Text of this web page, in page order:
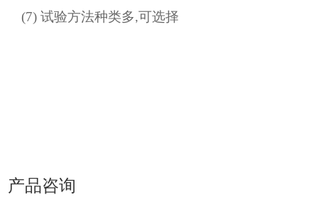
(7) 试验方法种类多,可选择
产品咨询